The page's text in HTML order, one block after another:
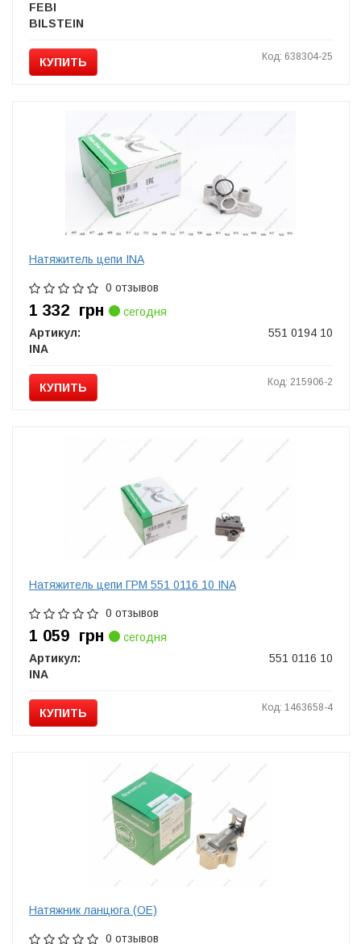
FEBI
BILSTEIN
КУПИТЬ Код: 638304-25
Натяжитель цепи INA
0 отзывов
1 332 грн
сегодня
Артикул:
551 0194 10
INA
КУПИТЬ Код: 215906-2
Натяжитель цепи ГРМ 551 0116 10 INA
0 отзывов
1 059 грн
сегодня
Артикул:
551 0116 10
INA
КУПИТЬ Код: 1463658-4
Натяжник ланцюга (OE)
0 отзывов